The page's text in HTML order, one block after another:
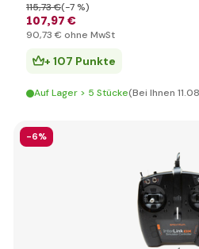
107,97 €
115,73 €(-7 %)
90,73 € ohne MwSt
+ 107 Punkte
Auf Lager > 5 Stücke(Bei Ihnen
-6%